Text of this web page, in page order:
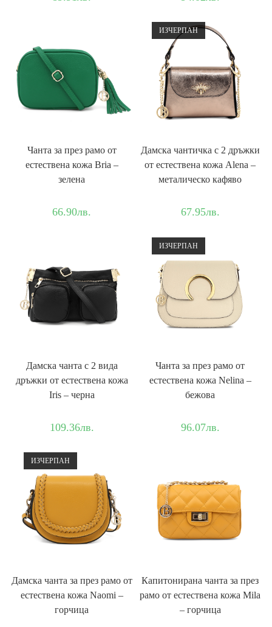
Чанта за през рамо от
естествена кожа Bria –
зелена
66.90лв.
ИЗЧЕРПАН
Дамска чантичка с 2 дръжки
от естествена кожа Alena –
металическо кафяво
67.95лв.
Дамска чанта с 2 вида
дръжки от естествена кожа
Iris – черна
109.36лв.
ИЗЧЕРПАН
Чанта за през рамо от
естествена кожа Nelina –
бежова
96.07лв.
ИЗЧЕРПАН
Дамска чанта за през рамо от
естествена кожа Naomi –
горчица
Капитонирана чанта за през
рамо от естествена кожа Mila
– горчица